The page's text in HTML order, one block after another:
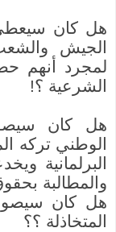
هل كان
الجيش
لمجرد أنهم
الشرعية ؟!
هل كان
الوطني تركه
البرلمانية
والمطالبة
هل كان
المتخاذلة ؟؟